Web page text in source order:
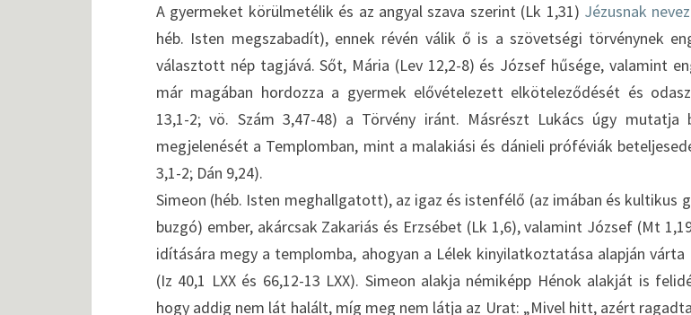
J
É
Z
,
M
R
I
É
S
J
A gyermeket körülmetélik és az angyal szava szerint (Lk 1,31) Jézusnak
héb. Isten megszabadít), ennek révén válik ő is a szövetségi törvénynek
választott nép tagjává. Sőt, Mária (Lev 12,2-8) és József hűsége, valamint
már magában hordozza a gyermek elővételezett elköteleződését és
13,1-2; vö. Szám 3,47-48) a Törvény iránt. Másrészt Lukács úgy mutatja
megjelenését a Templomban, mint a malakiási és dánieli próféviák
3,1-2; Dán 9,24).
Simeon (héb. Isten meghallgatott), az igaz és istenfélő (az imában és kultikus
buzgó) ember, akárcsak Zakariás és Erzsébet (Lk 1,6), valamint József (Mt
idítására megy a templomba, ahogyan a Lélek kinyilatkoztatása alapján várta
(Iz 40,1 LXX és 66,12-13 LXX). Simeon alakja némiképp Hénok alakját is
hogy addig nem lát halált, míg meg nem látja az Urat: „Mivel hitt, azért